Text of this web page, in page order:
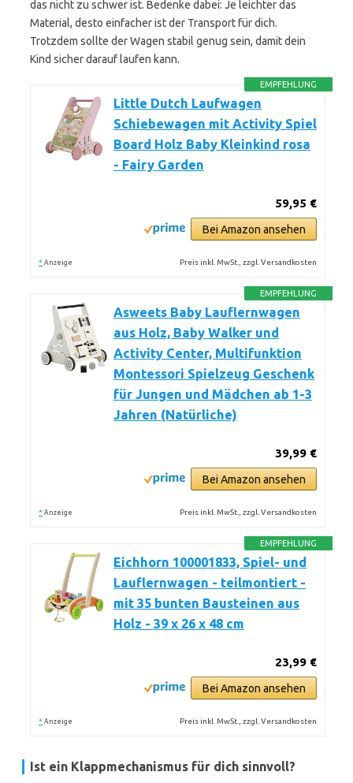
das nicht zu schwer ist. Bedenke dabei: Je leichter das
Material, desto einfacher ist der Transport für dich.
Trotzdem sollte der Wagen stabil genug sein, damit dein
Kind sicher darauf laufen kann.
EMPFEHLUNG
Little Dutch Laufwagen
Schiebewagen mit Activity Spiel
Board Holz Baby Kleinkind rosa
- Fairy Garden
59,95 €
Bei Amazon ansehen
* Anzeige Preis inkl. MwSt., zzgl. Versandkosten
EMPFEHLUNG
Asweets Baby Lauflernwagen
aus Holz, Baby Walker und
Activity Center, Multifunktion
Montessori Spielzeug Geschenk
für Jungen und Mädchen ab 1-3
Jahren (Natürliche)
39,99 €
Bei Amazon ansehen
* Anzeige Preis inkl. MwSt., zzgl. Versandkosten
EMPFEHLUNG
Eichhorn 100001833, Spiel- und
Lauflernwagen - teilmontiert -
mit 35 bunten Bausteinen aus
Holz - 39 x 26 x 48 cm
23,99 €
Bei Amazon ansehen
* Anzeige Preis inkl. MwSt., zzgl. Versandkosten
Ist ein Klappmechanismus für dich sinnvoll?